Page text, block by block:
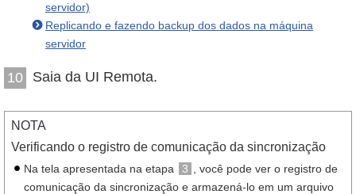
servidor)
Replicando e fazendo backup dos dados na máquina
servidor
10 Saia da UI Remota.
NOTA
Verificando o registro de comunicação da sincronização
Na tela apresentada na etapa 3
, você pode ver o registro de
comunicação da sincronização e armazená-lo em um arquivo